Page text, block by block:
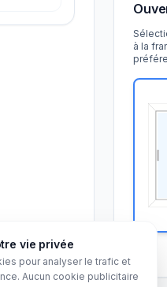
à la
vie privée
pour analyser le trafic et
Aucun cookie publicitaire